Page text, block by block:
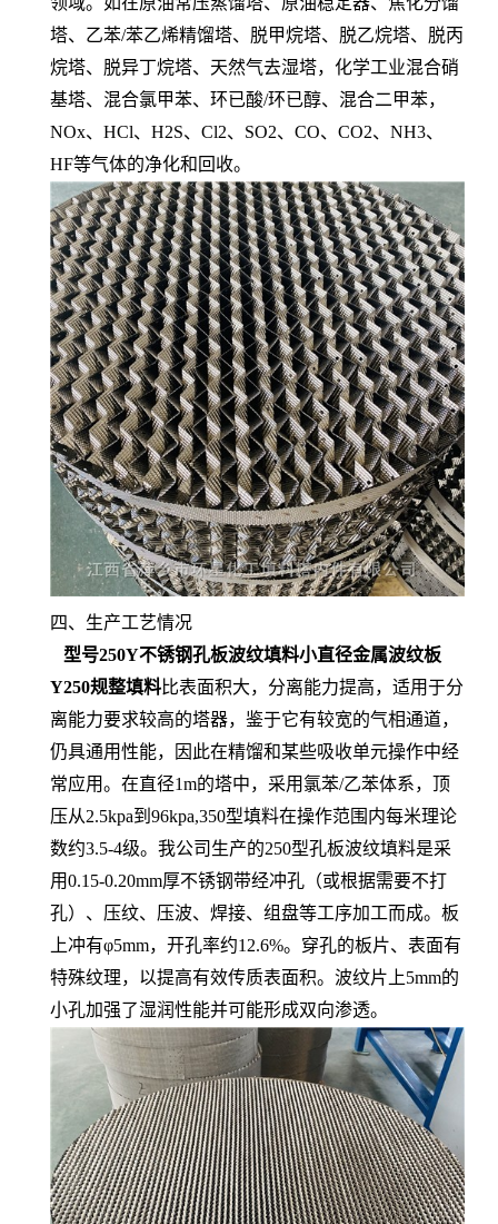
塔、乙苯/苯乙烯精馏塔、脱甲烷塔、脱乙烷塔、脱丙
烷塔、脱异丁烷塔、天然气去湿塔，化学工业混合硝
基塔、混合氯甲苯、环已酸/环已醇、混合二甲苯，
NOx、HCl、H2S、Cl2、SO2、CO、CO2、NH3、
HF等气体的净化和回收。
四、生产工艺情况
型号250Y不锈钢孔板波纹填料小直径金属波纹板
Y250规整填料比表面积大，分离能力提高，适用于分
离能力要求较高的塔器，鉴于它有较宽的气相通道，
仍具通用性能，因此在精馏和某些吸收单元操作中经
常应用。在直径1m的塔中，采用氯苯/乙苯体系，顶
压从2.5kpa到96kpa,350型填料在操作范围内每米理论
数约3.5-4级。我公司生产的250型孔板波纹填料是采
用0.15-0.20mm厚不锈钢带经冲孔（或根据需要不打
孔）、压纹、压波、焊接、组盘等工序加工而成。板
上冲有φ5mm，开孔率约12.6%。穿孔的板片、表面有
特殊纹理，以提高有效传质表面积。波纹片上5mm的
小孔加强了湿润性能并可能形成双向渗透。